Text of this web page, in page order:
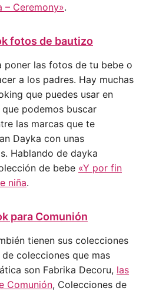
– Ceremony».
fotos de bautizo
poner las fotos de tu bebe o
a los padres. Hay muchas
que puedes usar en
podemos buscar
las marcas que te
Dayka con unas
Hablando de dayka
de bebe «Y por fin
niña.
para Comunión
tienen sus colecciones
colecciones que mas
son Fabrika Decoru, las
Comunión, Colecciones de